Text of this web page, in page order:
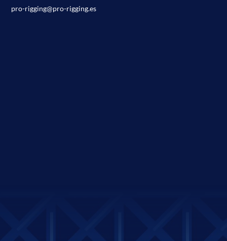
pro-rigging@pro-rigging.es